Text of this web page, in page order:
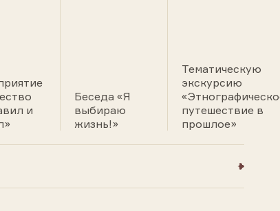
и
Беседа «Я
выбираю
жизнь!»
Тематическую
экскурсию
путешествие в
прошлое»